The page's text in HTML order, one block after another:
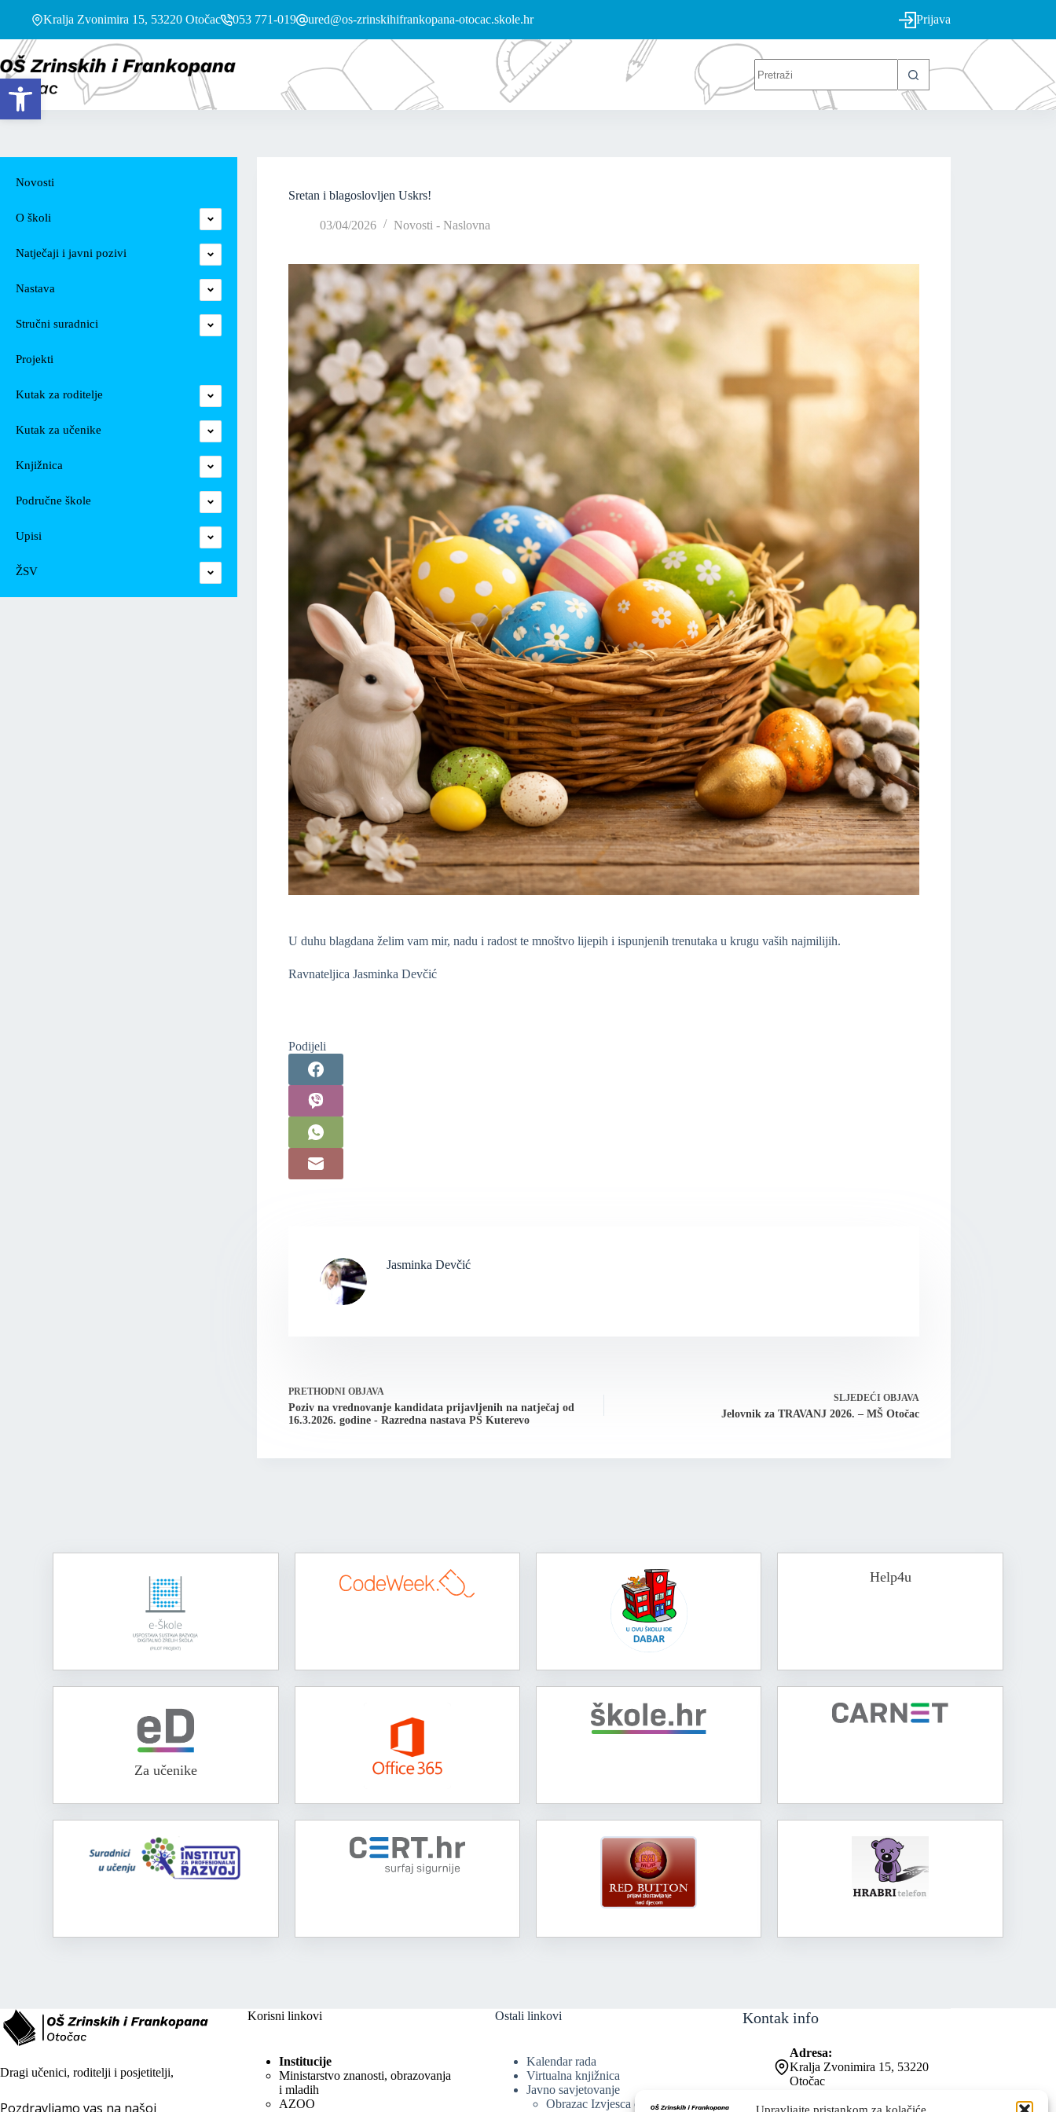
Open toolbar
Upravljajte pristankom za kolačiće
Kralja Zvonimira 15, 53220 Otočac 053 771-019 ured@os-zrinskihifrankopana-otocac.skole.hr Prijava
Sretan i blagoslovljen Uskrs!
03/04/2026 Novosti - Naslovna
U duhu blagdana želim vam mir, nadu i radost te mnoštvo lijepih i ispunjenih trenutaka u krugu vaših najmilijih.
Ravnateljica Jasminka Devčić
Podijeli
Jasminka Devčić
PRETHODNI OBJAVA
Poziv na vrednovanje kandidata prijavljenih na natječaj od
16.3.2026. godine - Razredna nastava PŠ Kuterevo
SLJEDEĆI OBJAVA
Jelovnik za TRAVANJ 2026. – MŠ Otočac
Novosti
O školi
Natječaji i javni pozivi
Nastava
Stručni suradnici
Projekti
Kutak za roditelje
Kutak za učenike
Knjižnica
Područne škole
Upisi
ŽSV
Help4u
Za učenike
Dragi učenici, roditelji i posjetitelji,
Pozdravljamo vas na našoj
Korisni linkovi
Institucije
Ministarstvo znanosti, obrazovanja
i mladih
AZOO
Ostali linkovi
Kalendar rada
Virtualna knjižnica
Javno savjetovanje
Obrazac Izvjesca o
Kontak info
Adresa:
Kralja Zvonimira 15, 53220
Otočac